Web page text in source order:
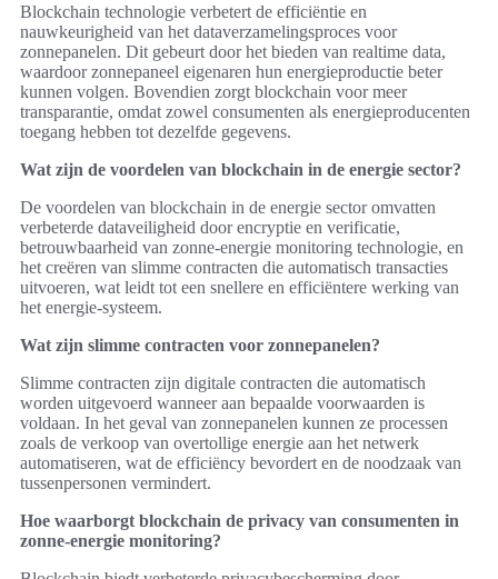
Blockchain technologie verbetert de efficiëntie en
nauwkeurigheid van het dataverzamelingsproces voor
zonnepanelen. Dit gebeurt door het bieden van realtime data,
waardoor zonnepaneel eigenaren hun energieproductie beter
kunnen volgen. Bovendien zorgt blockchain voor meer
transparantie, omdat zowel consumenten als energieproducenten
toegang hebben tot dezelfde gegevens.
Wat zijn de voordelen van blockchain in de energie sector?
De voordelen van blockchain in de energie sector omvatten
verbeterde dataveiligheid door encryptie en verificatie,
betrouwbaarheid van zonne-energie monitoring technologie, en
het creëren van slimme contracten die automatisch transacties
uitvoeren, wat leidt tot een snellere en efficiëntere werking van
het energie-systeem.
Wat zijn slimme contracten voor zonnepanelen?
Slimme contracten zijn digitale contracten die automatisch
worden uitgevoerd wanneer aan bepaalde voorwaarden is
voldaan. In het geval van zonnepanelen kunnen ze processen
zoals de verkoop van overtollige energie aan het netwerk
automatiseren, wat de efficiëncy bevordert en de noodzaak van
tussenpersonen vermindert.
Hoe waarborgt blockchain de privacy van consumenten in
zonne-energie monitoring?